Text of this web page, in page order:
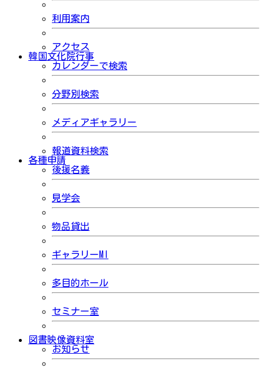
利用案内
アクセス
韓国文化院行事
カレンダーで検索
分野別検索
メディアギャラリー
報道資料検索
各種申請
後援名義
見学会
物品貸出
ギャラリーMI
多目的ホール
セミナー室
図書映像資料室
お知らせ